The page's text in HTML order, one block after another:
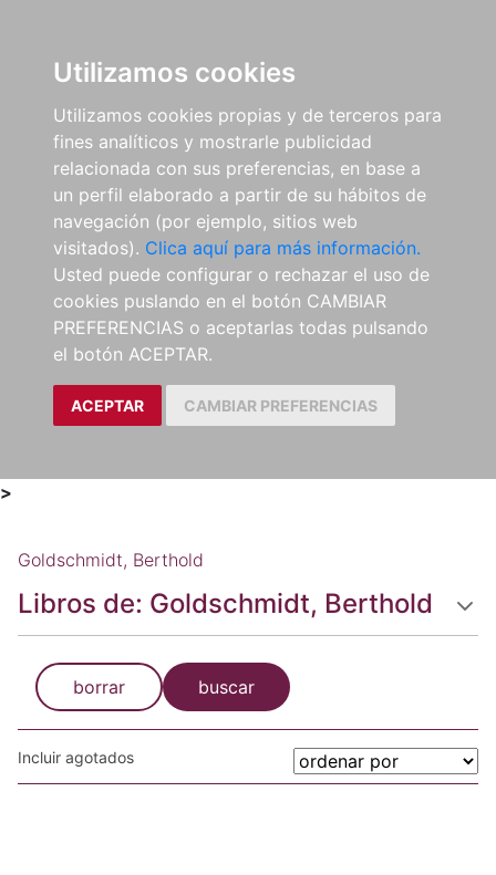
Utilizamos cookies
Utilizamos cookies propias y de terceros para
fines analíticos y mostrarle publicidad
relacionada con sus preferencias, en base a
un perfil elaborado a partir de su hábitos de
navegación (por ejemplo, sitios web
visitados). Clica aquí para más información.
Usted puede configurar o rechazar el uso de
cookies puslando en el botón CAMBIAR
PREFERENCIAS o aceptarlas todas pulsando
el botón ACEPTAR.
ACEPTAR CAMBIAR PREFERENCIAS
>
Goldschmidt, Berthold
Libros de: Goldschmidt, Berthold
borrar buscar
Incluir agotados